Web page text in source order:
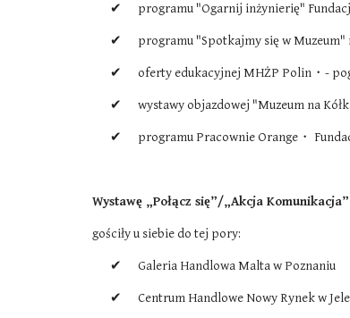
✔      programu "Ogarnij inżynierię"
✔      programu "Spotkajmy się w
✔      oferty edukacyjnej MHŻP Polin・-
✔      wystawy objazdowej "Muzeum na
✔      programu Pracownie Orange・
Wystawę „Połącz się”/„Akcja Komunikacja”
gościły u siebie do tej pory:
✔      Galeria Handlowa Malta w Poznaniu
✔      Centrum Handlowe Nowy Rynek w